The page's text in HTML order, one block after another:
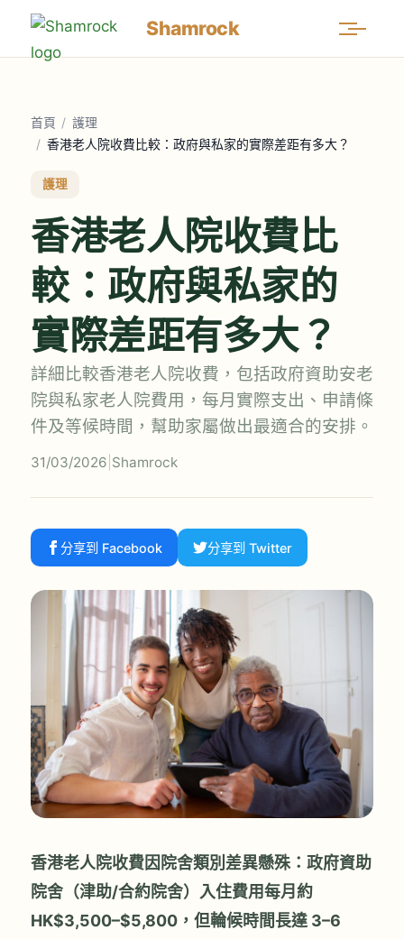
Shamrock
首頁 / 護理
/ 香港老人院收費比較：政府與私家的實際差距有多大？
護理
香港老人院收費比
較：政府與私家的
實際差距有多大？
詳細比較香港老人院收費，包括政府資助安老
院與私家老人院費用，每月實際支出、申請條
件及等候時間，幫助家屬做出最適合的安排。
31/03/2026 Shamrock
分享到 Facebook 分享到 Twitter
香港老人院收費因院舍類別差異懸殊：政府資助
院舍（津助/合約院舍）入住費用每月約
HK$3,500–$5,800，但輪候時間長達 3–6